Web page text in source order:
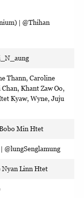
| @Thihan
Thann, Caroline
Khant Zaw Oo,
Kyaw, Wyne, Juju
Min Htet
@lungSenglamung
Nyan Linn Htet